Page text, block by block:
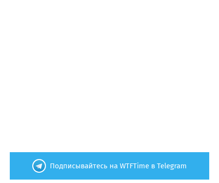
Подписывайтесь на WTFTime в Telegram